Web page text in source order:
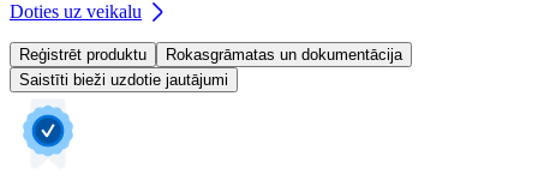
Doties uz veikalu
Reģistrēt produktu
Rokasgrāmatas un dokumentācija
Saistīti bieži uzdotie jautājumi